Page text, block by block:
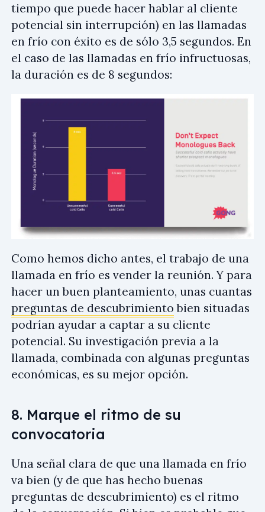
tiempo que puede hacer hablar al cliente
potencial sin interrupción) en las llamadas
en frío con éxito es de sólo 3,5 segundos. En
el caso de las llamadas en frío infructuosas,
la duración es de 8 segundos:
Como hemos dicho antes, el trabajo de una
llamada en frío es vender la reunión. Y para
hacer un buen planteamiento, unas cuantas
preguntas de descubrimiento bien situadas
podrían ayudar a captar a su cliente
potencial. Su investigación previa a la
llamada, combinada con algunas preguntas
económicas, es su mejor opción.
8. Marque el ritmo de su
convocatoria
Una señal clara de que una llamada en frío
va bien (y de que has hecho buenas
preguntas de descubrimiento) es el ritmo